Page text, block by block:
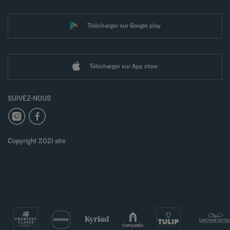
Télécharger sur Google play
Télécharger sur App store
SUIVEZ-NOUS
Copyright 2021 site